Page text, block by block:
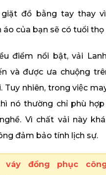
giặt đồ bằng tay thay
áo của bạn sẽ có tuổi thọ
điểm nổi bật, vải
và được ưa chuộng
Tuy nhiên, trong việc
nó thường chỉ phù
Vì chất vải này
đảm bảo tính lịch sự.
váy đồng phục